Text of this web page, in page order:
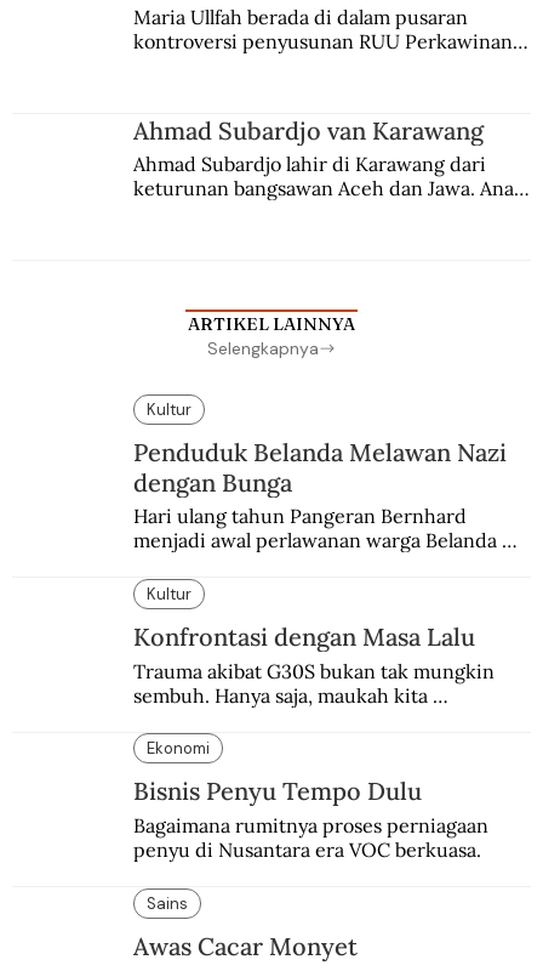
Maria Ullfah berada di dalam pusaran
kontroversi penyusunan RUU Perkawinan.
Ahmad Subardjo van Karawang
Ahmad Subardjo lahir di Karawang dari
keturunan bangsawan Aceh dan Jawa. Anak
ARTIKEL LAINNYA
Selengkapnya
Kultur
Penduduk Belanda Melawan Nazi
dengan Bunga
Hari ulang tahun Pangeran Bernhard
menjadi awal perlawanan warga Belanda
anyelir favorit sang pangeran menjadi
simbol perlawanan.
Kultur
Konfrontasi dengan Masa Lalu
Trauma akibat G30S bukan tak mungkin
sembuh. Hanya saja, maukah kita
Ekonomi
Bisnis Penyu Tempo Dulu
Bagaimana rumitnya proses perniagaan
penyu di Nusantara era VOC berkuasa.
Sains
Awas Cacar Monyet